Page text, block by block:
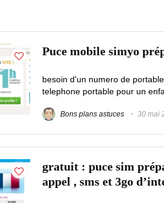
Puce mobile simyo
besoin d'un numero de
telephone portable pour un
Bons plans astuces 30 mai
gratuit : puce sim
appel , sms et 3go